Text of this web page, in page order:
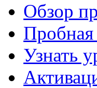
Обзор
Пробная
Узнать